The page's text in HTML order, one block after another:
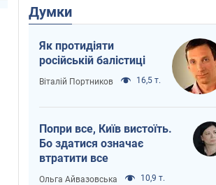
Думки
Як протидіяти
російській балістиці
Віталій Портников 16,5 т.
Попри все, Київ вистоїть.
Бо здатися означає
втратити все
Ольга Айвазовська 10,9 т.